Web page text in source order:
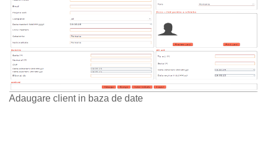
Adaugare client in baza de date